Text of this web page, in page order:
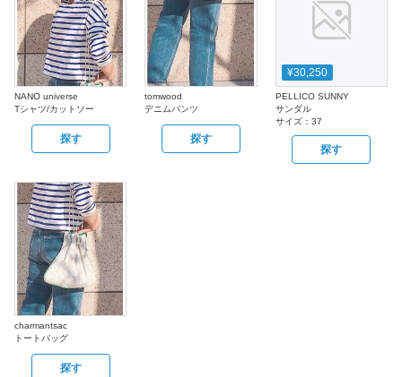
NANO universe
Tシャツ/カットソー
探す
tomwood
デニムパンツ
探す
¥30,250
PELLICO SUNNY
サンダル
サイズ： 37
探す
charmantsac
トートバッグ
探す